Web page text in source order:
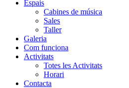
Espais
Cabines de música
Sales
Taller
Galeria
Com funciona
Activitats
Totes les Activitats
Horari
Contacta